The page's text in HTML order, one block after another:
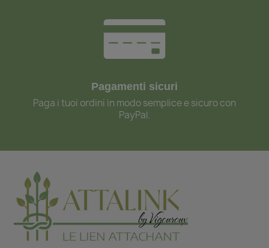
Pagamenti sicuri
Paga i tuoi ordini in modo semplice e sicuro con
PayPal.